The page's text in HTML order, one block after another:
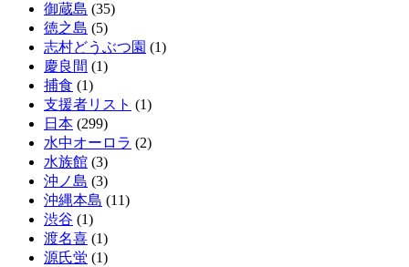
御蔵島 (35)
徳之島 (5)
志村どうぶつ園 (1)
慶良間 (1)
捕食 (1)
支援者リスト (1)
日本 (299)
水中オーロラ (2)
水族館 (3)
沖ノ島 (3)
沖縄本島 (11)
渋谷 (1)
渡名喜 (1)
源氏蛍 (1)